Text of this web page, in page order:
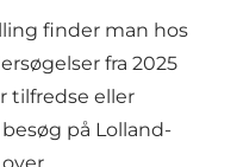
finder man hos
fra 2025
tilfredse eller
på Lolland-